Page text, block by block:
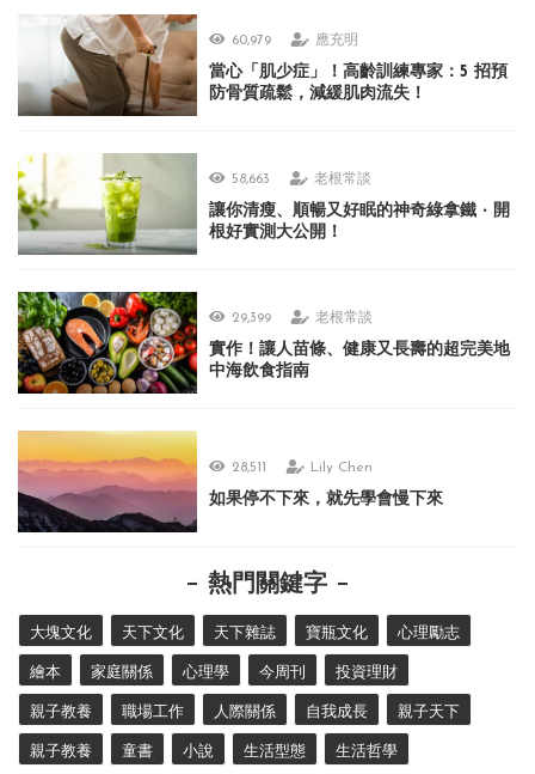
60,979 應充明
當心「肌少症」！高齡訓練專家：5 招預
防骨質疏鬆，減緩肌肉流失！
58,663 老根常談
讓你清瘦、順暢又好眠的神奇綠拿鐵 ‧ 開
根好實測大公開！
29,399 老根常談
實作！讓人苗條、健康又長壽的超完美地
中海飲食指南
28,511 Lily Chen
如果停不下來，就先學會慢下來
熱門關鍵字
大塊文化 天下文化 天下雜誌 寶瓶文化 心理勵志
繪本 家庭關係 心理學 今周刊 投資理財
親子教養 職場工作 人際關係 自我成長 親子天下
親子教養 童書 小說 生活型態 生活哲學